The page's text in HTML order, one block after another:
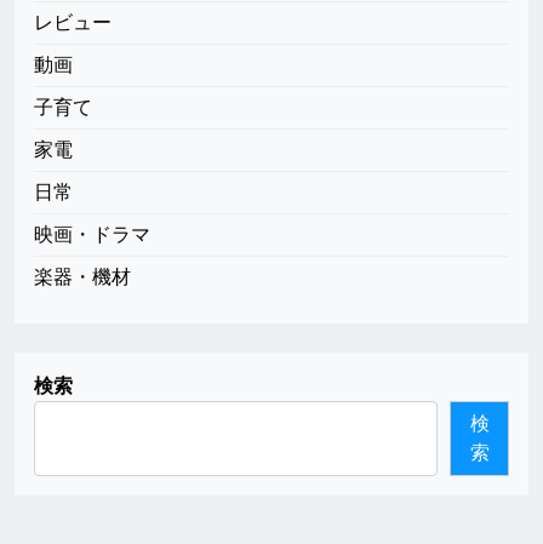
レビュー
動画
子育て
家電
日常
映画・ドラマ
楽器・機材
検索
検
索